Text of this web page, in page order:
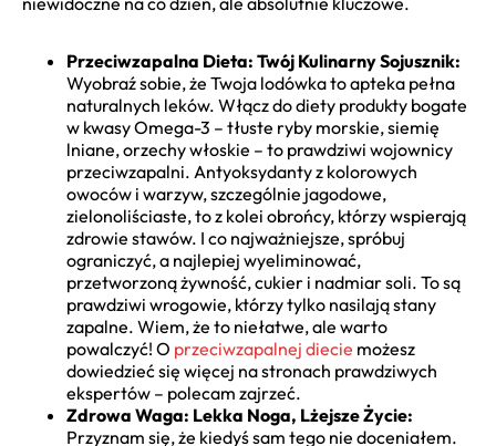
Przeciwzapalna Dieta: Twój Kulinarny Sojusznik:
Wyobraź sobie, że Twoja lodówka to apteka pełna
naturalnych leków. Włącz do diety produkty bogate
w kwasy Omega-3 – tłuste ryby morskie, siemię
lniane, orzechy włoskie – to prawdziwi wojownicy
przeciwzapalni. Antyoksydanty z kolorowych
owoców i warzyw, szczególnie jagodowe,
zielonoliściaste, to z kolei obrońcy, którzy wspierają
zdrowie stawów. I co najważniejsze, spróbuj
ograniczyć, a najlepiej wyeliminować,
przetworzoną żywność, cukier i nadmiar soli. To są
prawdziwi wrogowie, którzy tylko nasilają stany
zapalne. Wiem, że to niełatwe, ale warto
powalczyć! O przeciwzapalnej diecie możesz
dowiedzieć się więcej na stronach prawdziwych
ekspertów – polecam zajrzeć.
Zdrowa Waga: Lekka Noga, Lżejsze Życie:
Przyznam się, że kiedyś sam tego nie doceniałem.